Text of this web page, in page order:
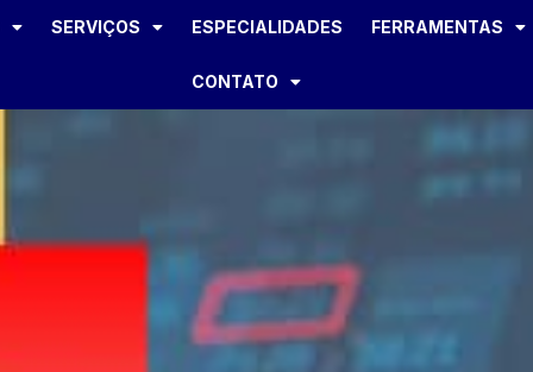
SERVIÇOS ESPECIALIDADES FERRAMENTAS
CONTATO